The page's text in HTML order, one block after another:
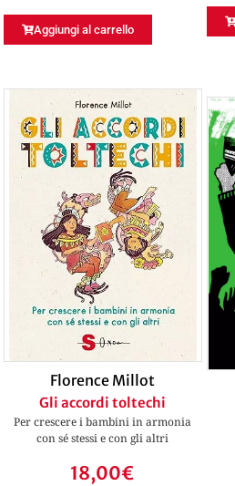
Aggiungi al carrello
Florence Millot
Gli accordi toltechi
Per crescere i bambini in armonia
con sé stessi e con gli altri
18,00€